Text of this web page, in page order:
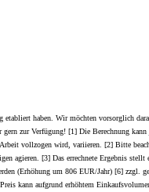
haben. Wir möchten vorsorglich
zur Verfügung! [1] Die Berechnung
vollzogen wird, variieren. [2] Bitte
agieren. [3] Das errechnete Ergebnis
(Erhöhung um 806 EUR/Jahr) [6] zzgl.
kann aufgrund erhöhtem